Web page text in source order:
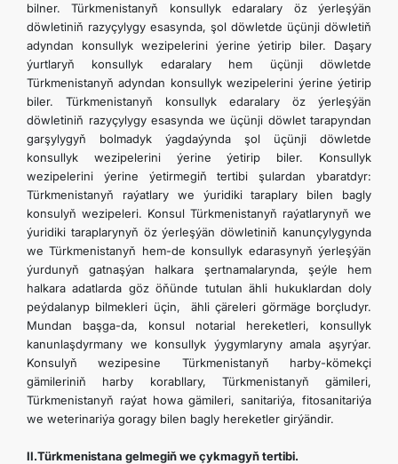
bilner. Türkmenistanyň konsullyk edaralary öz ýerleşýän
döwletiniň razyçylygy esasynda, şol döwletde üçünji döwletiň
adyndan konsullyk wezipelerini ýerine ýetirip biler. Daşary
ýurtlaryň konsullyk edaralary hem üçünji döwletde
Türkmenistanyň adyndan konsullyk wezipelerini ýerine ýetirip
biler. Türkmenistanyň konsullyk edaralary öz ýerleşýän
döwletiniň razyçylygy esasynda we üçünji döwlet tarapyndan
garşylygyň bolmadyk ýagdaýynda şol üçünji döwletde
konsullyk wezipelerini ýerine ýetirip biler. Konsullyk
wezipelerini ýerine ýetirmegiň tertibi şulardan ybaratdyr:
Türkmenistanyň raýatlary we ýuridiki taraplary bilen bagly
konsulyň wezipeleri. Konsul Türkmenistanyň raýatlarynyň we
ýuridiki taraplarynyň öz ýerleşýän döwletiniň kanunçylygynda
we Türkmenistanyň hem-de konsullyk edarasynyň ýerleşýän
ýurdunyň gatnaşýan halkara şertnamalarynda, şeýle hem
halkara adatlarda göz öňünde tutulan ähli hukuklardan doly
peýdalanyp bilmekleri üçin, ähli çäreleri görmäge borçludyr.
Mundan başga-da, konsul notarial hereketleri, konsullyk
kanunlaşdyrmany we konsullyk ýygymlaryny amala aşyrýar.
Konsulyň wezipesine Türkmenistanyň harby-kömekçi
gämileriniň harby korabllary, Türkmenistanyň gämileri,
Türkmenistanyň raýat howa gämileri, sanitariýa, fitosanitariýa
we weterinariýa goragy bilen bagly hereketler girýändir.
II.Türkmenistana gelmegiň we çykmagyň tertibi.